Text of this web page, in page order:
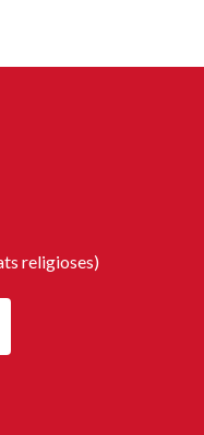
religioses)